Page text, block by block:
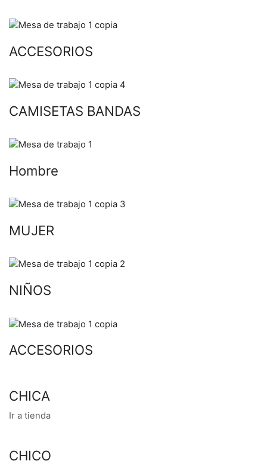
ACCESORIOS
CAMISETAS BANDAS
Hombre
MUJER
NIÑOS
ACCESORIOS
CHICA
Ir a tienda
CHICO